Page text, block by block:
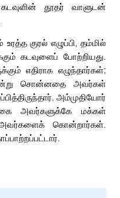
தூதர் வாளுடன்
குரல் எழுப்பி, தம்மில்
கடவுளைப் போற்றியது.
எதிராக எழுந்தார்கள்;
சொன்னதை அவர்கள்
அம்முதியோர்
அவர்களுக்கே மக்கள்
கொன்றார்கள்.